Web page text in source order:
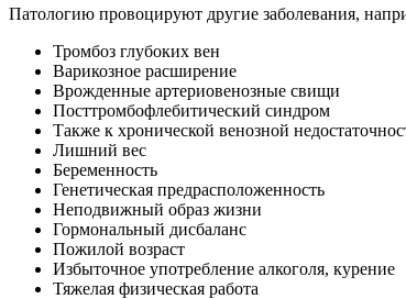
Патологию провоцируют другие заболевания,
Тромбоз глубоких вен
Варикозное расширение
Врожденные артериовенозные свищи
Посттромбофлебитический синдром
Также к хронической венозной
Лишний вес
Беременность
Генетическая предрасположенность
Неподвижный образ жизни
Гормональный дисбаланс
Пожилой возраст
Избыточное употребление алкоголя, курение
Тяжелая физическая работа